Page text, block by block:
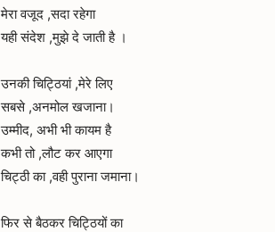
मेरा वजूद ,सदा रहेगा
यही संदेश ,मुझे दे जाती है ।
उनकी चिट्ठियां ,मेरे लिए
सबसे ,अनमोल खजाना।
उम्मीद, अभी भी कायम है
कभी तो ,लौट कर आएगा
चिट्ठी का ,वही पुराना जमाना।
फिर से बैठकर चिट्ठियों का